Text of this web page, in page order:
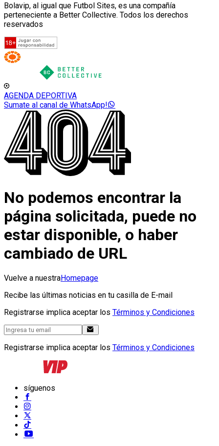
Bolavip, al igual que Futbol Sites, es una compañía
perteneciente a Better Collective. Todos los derechos
reservados
AGENDA DEPORTIVA
Sumate al canal de WhatsApp!
No podemos encontrar la
página solicitada, puede no
estar disponible, o haber
cambiado de URL
Vuelve a nuestraHomepage
Recibe las últimas noticias en tu casilla de E-mail
Registrarse implica aceptar los Términos y Condiciones
Registrarse implica aceptar los Términos y Condiciones
síguenos